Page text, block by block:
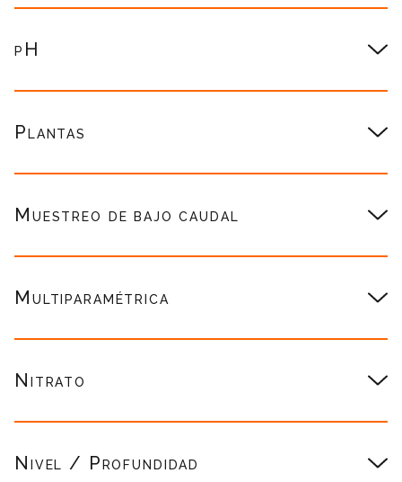
pH
Plantas
Muestreo de bajo caudal
Multiparamétrica
Nitrato
Nivel / Profundidad